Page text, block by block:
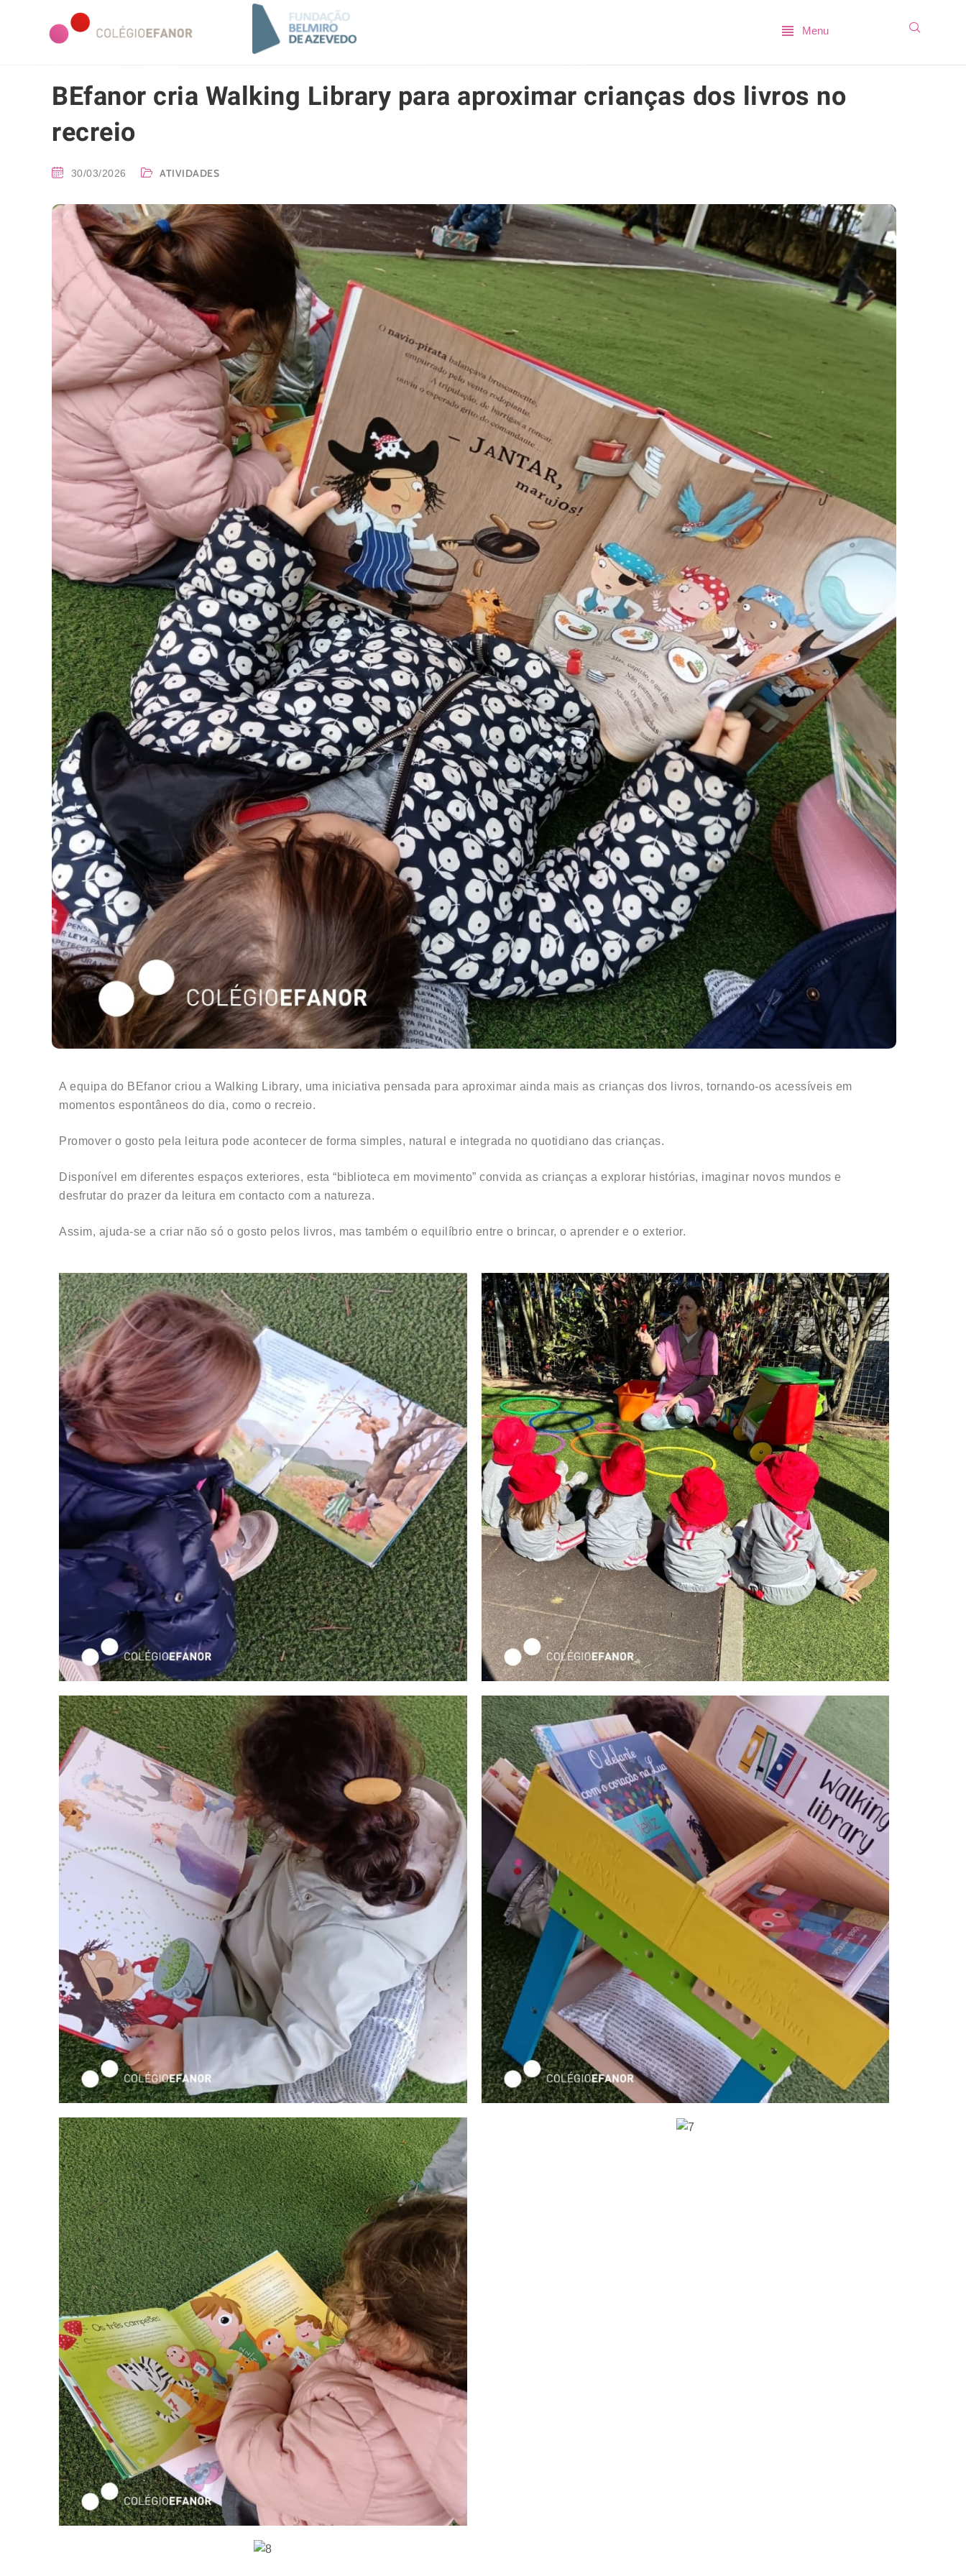
Menu
BEfanor cria Walking Library para aproximar crianças dos livros no
recreio
30/03/2026 ATIVIDADES
A equipa do BEfanor criou a Walking Library, uma iniciativa pensada para aproximar ainda mais as crianças dos livros, tornando-os acessíveis em
momentos espontâneos do dia, como o recreio.
Promover o gosto pela leitura pode acontecer de forma simples, natural e integrada no quotidiano das crianças.
Disponível em diferentes espaços exteriores, esta “biblioteca em movimento” convida as crianças a explorar histórias, imaginar novos mundos e
desfrutar do prazer da leitura em contacto com a natureza.
Assim, ajuda-se a criar não só o gosto pelos livros, mas também o equilíbrio entre o brincar, o aprender e o exterior.